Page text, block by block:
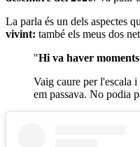
La parla és un dels aspectes
vivint: també els meus dos
"Hi va haver
Vaig caure per l'escala
em passava. No podia